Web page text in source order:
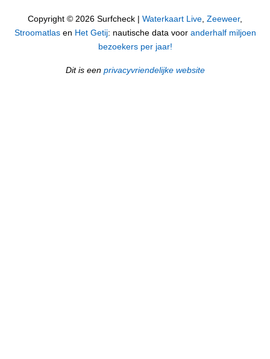
Copyright © 2026 Surfcheck | Waterkaart Live, Zeeweer,
Stroomatlasen Het Getij: nautische data voor anderhalf miljoen
bezoekers per jaar!
Dit is een privacyvriendelijke website